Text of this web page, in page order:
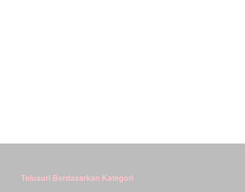
Telusuri Berdasarkan Kategori